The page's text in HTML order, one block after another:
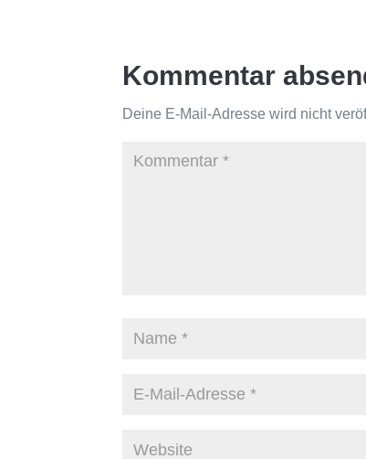
Kommentar
Deine E-Mail-Adresse wird nicht